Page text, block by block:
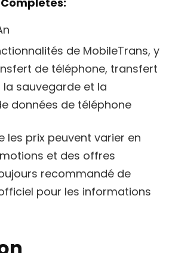
de MobileTrans, y
de téléphone, transfert
la sauvegarde et la
données de téléphone
les prix peuvent varier en
et des offres
recommandé de
pour les informations